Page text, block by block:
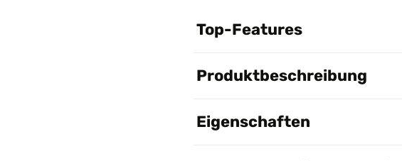
Top-Features
Produktbeschreibung
Eigenschaften